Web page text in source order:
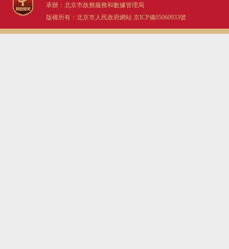
承辦：北京市政務服務和數據管理局
版權所有：北京市人民政府網站 京ICP備05060933號